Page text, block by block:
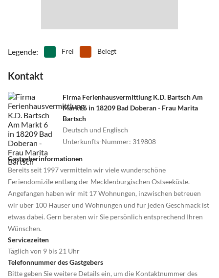
Legende: Frei Belegt
Kontakt
Firma Ferienhausvermittlung K.D. Bartsch Am
Markt 6 in 18209 Bad Doberan - Frau Marita
Bartsch
Deutsch und Englisch
Unterkunfts-Nummer: 319808
Gastgeberinformationen
Bereits seit 1997 vermitteln wir viele wunderschöne
Feriendomizile entlang der Mecklenburgischen Ostseeküste.
Angefangen haben wir mit 17 Wohnungen, inzwischen betreuen
wir über 100 Häuser und Wohnungen und für jeden Geschmack ist
etwas dabei. Gern beraten wir Sie persönlich entsprechend Ihren
Wünschen.
Servicezeiten
Täglich von 9 bis 21 Uhr
Telefonnummer des Gastgebers
Bitte geben Sie weitere Details ein, um die Kontaktnummer des